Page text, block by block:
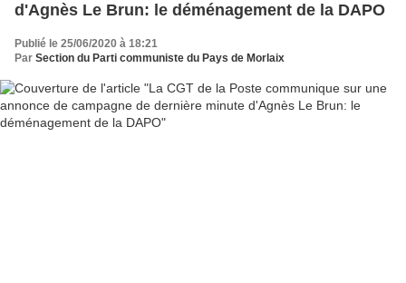
d'Agnès Le Brun: le déménagement de la DAPO
Publié le 25/06/2020 à 18:21
Par Section du Parti communiste du Pays de Morlaix